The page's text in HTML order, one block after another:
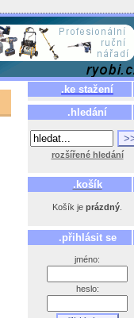
.ke stažení
.hledání
rozšířené hledání
.košík
Košík je prázdný
.přihlásit se
jméno:
heslo: